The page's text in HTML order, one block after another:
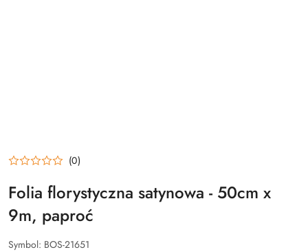
(0)
Folia florystyczna satynowa - 50cm x
9m, paproć
Symbol: BOS-21651